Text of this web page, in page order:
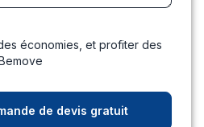
économies, et profiter des